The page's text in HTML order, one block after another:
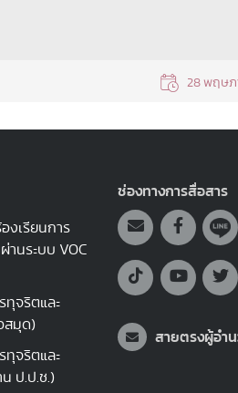
28 พฤษภ
องเรียนการ
านระบบ VOC
ทุจริตและ
สมุด)
ทุจริตและ
ป.ป.ช.)
ช่องทางการสื่อสาร
สายตรงผู้อำ